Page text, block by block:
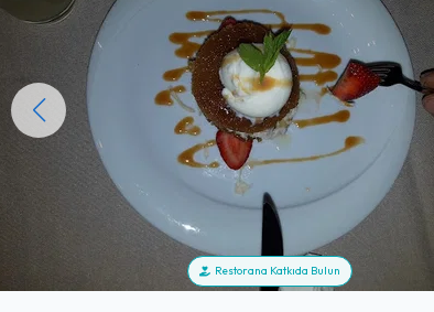
Restorana Katkıda Bulun